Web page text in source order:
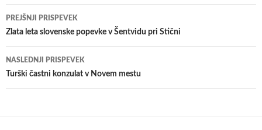
Krmarjenje
po
prispevkih
PREJŠNJI PRISPEVEK
Zlata leta slovenske popevke v Šentvidu pri Stični
NASLEDNJI PRISPEVEK
Turški častni konzulat v Novem mestu